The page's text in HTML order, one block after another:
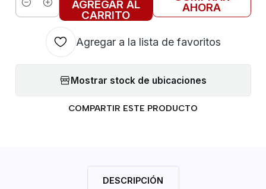
Cantidad AGREGAR AL
CARRITO
AHORA
Agregar a la lista de favoritos
Mostrar stock de ubicaciones
COMPARTIR ESTE PRODUCTO
DESCRIPCIÓN